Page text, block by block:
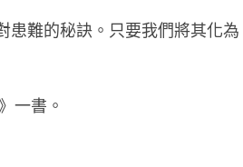
患難的秘訣。只要我們將其化為
一書。